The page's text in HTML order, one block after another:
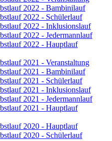
2022 - Bambinilauf
2022 - Schülerlauf
2022 - Inklusionslauf
2022 - Jedermannlauf
2022 - Hauptlauf
2021 - Veranstaltung
2021 - Bambinilauf
2021 - Schülerlauf
2021 - Inklusionslauf
2021 - Jedermannlauf
2021 - Hauptlauf
2020 - Hauptlauf
2020 - Schülerlauf